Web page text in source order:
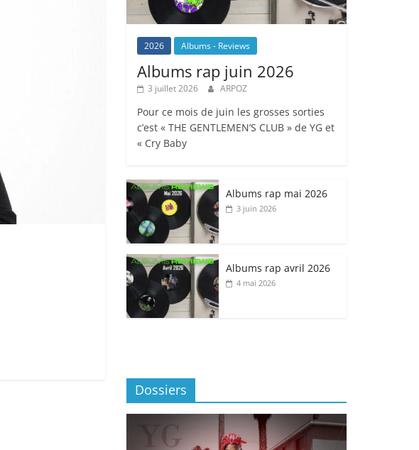
2026 Albums - Reviews
Albums rap juin 2026
3 juillet 2026 ARPOZ
Pour ce mois de juin les grosses sorties
c’est « THE GENTLEMEN’S CLUB » de YG et
« Cry Baby
Albums rap mai 2026
3 juin 2026
Albums rap avril 2026
4 mai 2026
Dossiers